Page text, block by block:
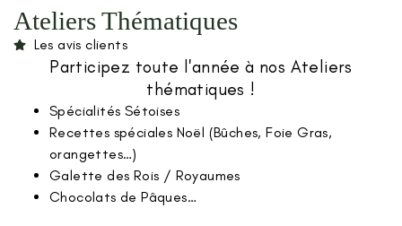
Ateliers Thématiques
Les avis clients
Participez toute l'année à nos Ateliers
thématiques !
Spécialités Sétoises
Recettes spéciales Noël (Bûches, Foie Gras,
orangettes…)
Galette des Rois / Royaumes
Chocolats de Pâques…